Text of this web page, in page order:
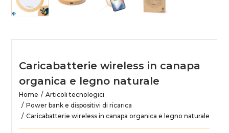
Caricabatterie wireless in canapa
organica e legno naturale
Home
Articoli tecnologici
Power bank e dispositivi di ricarica
Caricabatterie wireless in canapa organica e legno naturale